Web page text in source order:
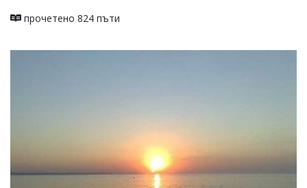
прочетено 824 пъти